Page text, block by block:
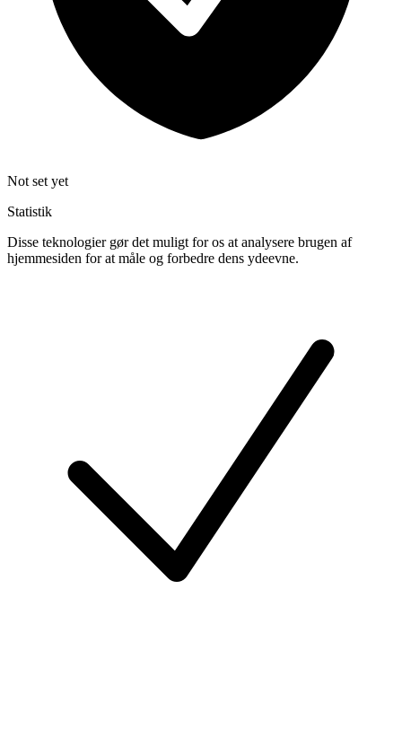
Not set yet
Statistik
Disse teknologier gør det muligt for os at analysere brugen af
hjemmesiden for at måle og forbedre dens ydeevne.